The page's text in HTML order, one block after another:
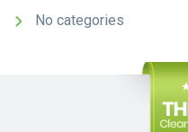
No categories